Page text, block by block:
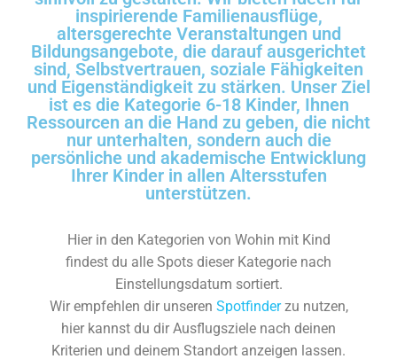
inspirierende Familienausflüge,
altersgerechte Veranstaltungen und
Bildungsangebote, die darauf ausgerichtet
sind, Selbstvertrauen, soziale Fähigkeiten
und Eigenständigkeit zu stärken. Unser Ziel
ist es die Kategorie 6-18 Kinder, Ihnen
Ressourcen an die Hand zu geben, die nicht
nur unterhalten, sondern auch die
persönliche und akademische Entwicklung
Ihrer Kinder in allen Altersstufen
unterstützen.
Hier in den Kategorien von Wohin mit Kind
findest du alle Spots dieser Kategorie nach
Einstellungsdatum sortiert.
Wir empfehlen dir unseren Spotfinderzu nutzen,
hier kannst du dir Ausflugsziele nach deinen
Kriterien und deinem Standort anzeigen lassen.